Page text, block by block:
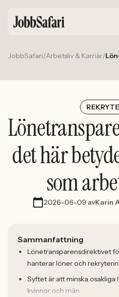
Lediga jobb
Arbetsliv och karriär
Skapa annons
Sök med AI
Ny här? Skapa konto
JobbSafari/Arbetsliv & Karriär/
det här
som
2026-06-09 avKarin
Sammanfattning
Lönetransparensdirektivet
hanterar löner och
Syftet är att minska osakliga
kvinnor och män.